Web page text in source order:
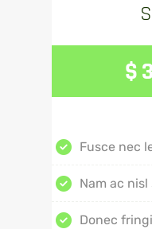
$
Fusce nec
Nam ac
Donec